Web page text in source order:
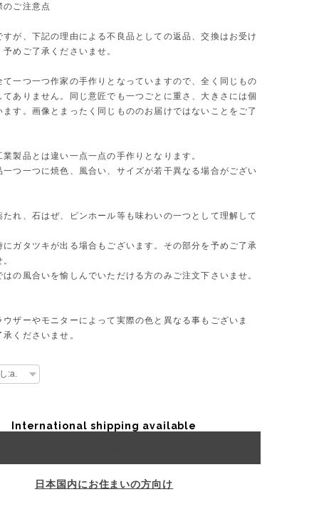
のご注意点
すが、下記の理由による不良品としての返品、交換はお受け
めご了承くださいませ。
て一つ一つ作家の手作りとなっていますので、全く同じもの
てありません。同じ意匠でも一つごとに重さ、大きさには個
ます。画像とまったく同じもののお届けではないことをご了
製品とは違い一点一点の手作りとなります。
一つ一つに焼色、風合い、サイズが若干異なる場合がござい
たれ、石はぜ、ピンホール等も味わいの一つとして理解して
にガタツキが出る場合もございます。その部分を予めご了承
はの風合いを愉しんでいただける方のみご注文下さいませ。
ウザーやモニターによって実際の色と異なる事もございま
くださいませ。
International shipping available
日本国内にお住まいの方向け